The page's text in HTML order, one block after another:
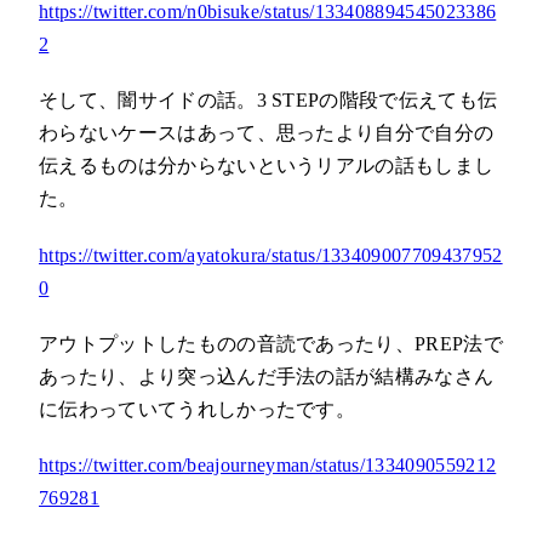
https://twitter.com/n0bisuke/status/133408894545023386
2
そして、闇サイドの話。3 STEPの階段で伝えても伝
わらないケースはあって、思ったより自分で自分の
伝えるものは分からないというリアルの話もしまし
た。
https://twitter.com/ayatokura/status/133409007709437952
0
アウトプットしたものの音読であったり、PREP法で
あったり、より突っ込んだ手法の話が結構みなさん
に伝わっていてうれしかったです。
https://twitter.com/beajourneyman/status/1334090559212
769281